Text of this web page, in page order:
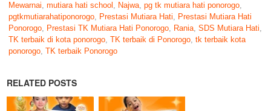
Mewarnai,mutiara hati school , Najwa,pg tk mutiara hati ponorogo,
pgtkmutiarahatiponorogo, Prestasi Mutiara Hati, Prestasi Mutiara Hati
Ponorogo, Prestasi TK Mutiara Hati Ponorogo, Rania,SDS Mutiara Hati,
TK terbaik di kota ponorogo,TK terbaik di Ponorogo,tk terbaik kota
ponorogo,TK terbaik Ponorogo
RELATED POSTS